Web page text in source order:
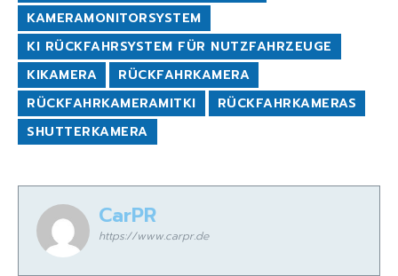
KAMERAMONITORSYSTEM
KI RÜCKFAHRSYSTEM FÜR NUTZFAHRZEUGE
KIKAMERA
RÜCKFAHRKAMERA
RÜCKFAHRKAMERAMITKI
RÜCKFAHRKAMERAS
SHUTTERKAMERA
CarPR
https://www.carpr.de